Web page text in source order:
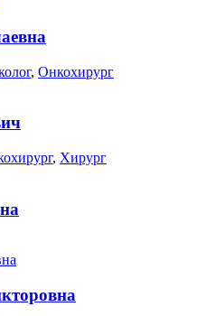
, Онкохирург
, Хирург